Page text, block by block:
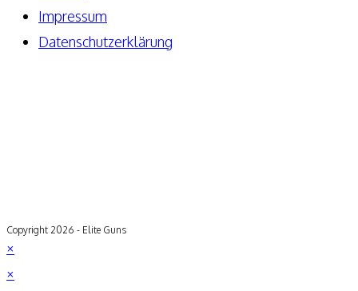
Impressum
Datenschutzerklärung
Copyright 2026 - Elite Guns
×
×